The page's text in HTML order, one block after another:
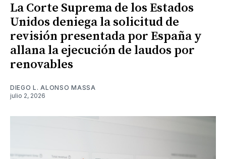
La Corte Suprema de los Estados
Unidos deniega la solicitud de
revisión presentada por España y
allana la ejecución de laudos por
renovables
DIEGO L. ALONSO MASSA
julio 2, 2026